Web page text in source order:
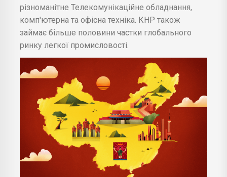
різноманітне Телекомунікаційне обладнання,
комп'ютерна та офісна техніка. КНР також
займає більше половини частки глобального
ринку легкої промисловості.